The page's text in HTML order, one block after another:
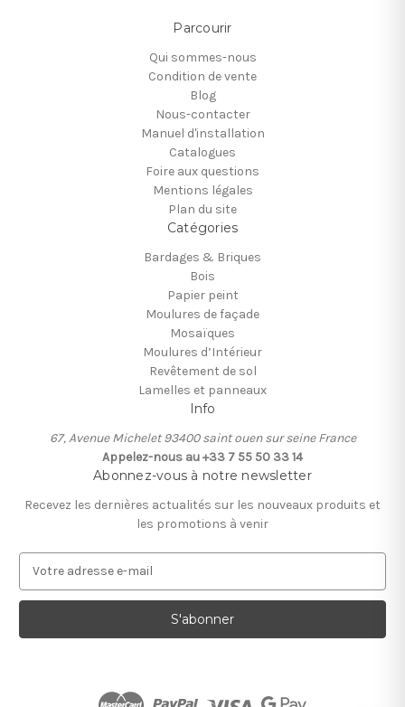
Parcourir
Qui sommes-nous
Condition de vente
Blog
Nous-contacter
Manuel d'installation
Catalogues
Foire aux questions
Mentions légales
Plan du site
Catégories
Bardages & Briques
Bois
Papier peint
Moulures de façade
Mosaïques
Moulures d’Intérieur
Revêtement de sol
Lamelles et panneaux
Info
67, Avenue Michelet 93400 saint ouen sur seine France
Appelez-nous au +33 7 55 50 33 14
Abonnez-vous à notre newsletter
Recevez les dernières actualités sur les nouveaux produits et
les promotions à venir
r
s